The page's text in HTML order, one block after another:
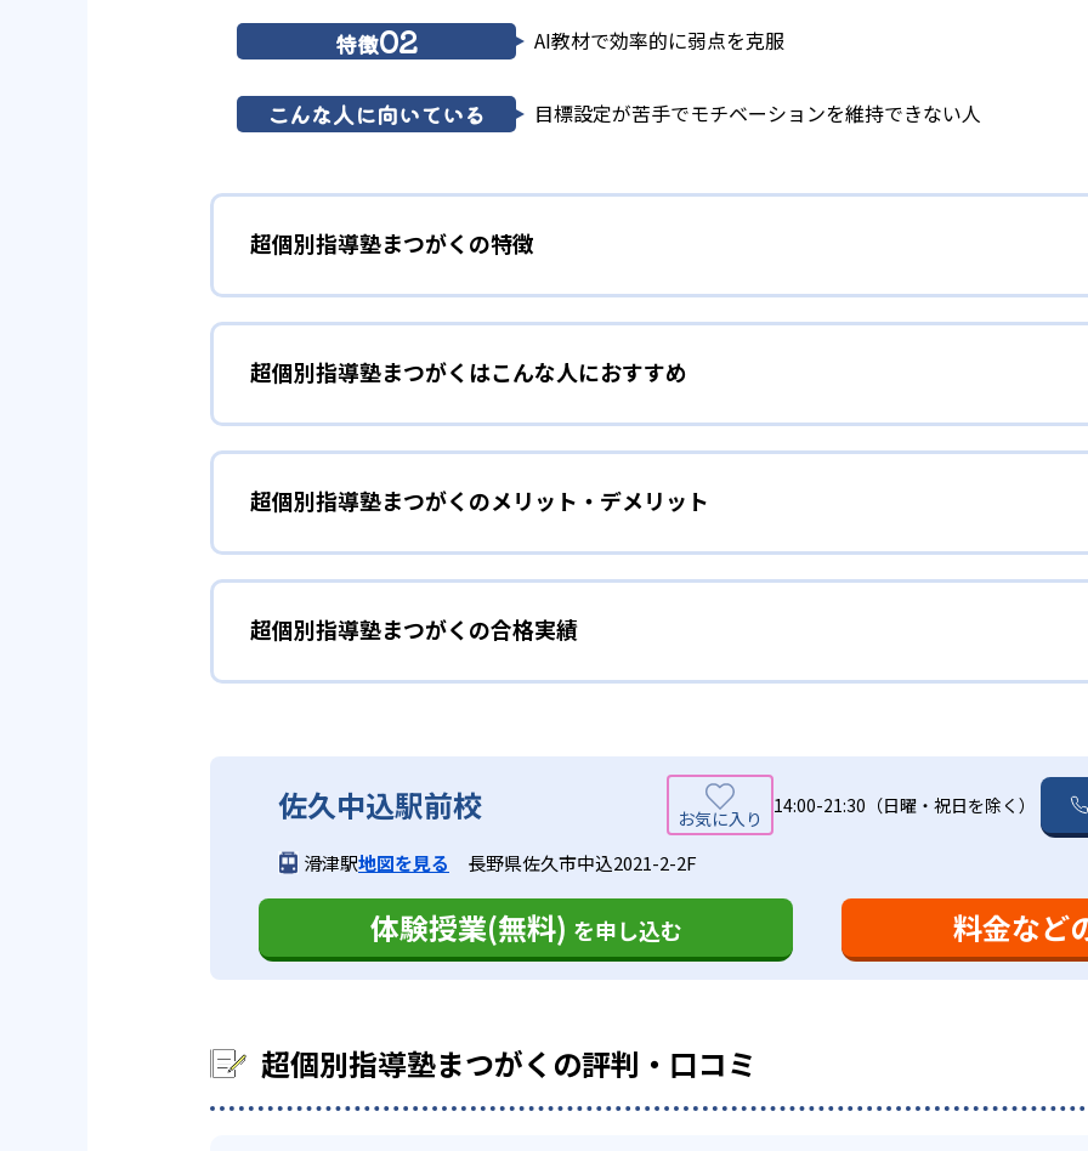
特徴02 AI教材で効率的に弱点を克服
こんな人に向いている 目標設定が苦手でモチベーションを維持できない人
超個別指導塾まつがくの特徴
01 将来の夢から逆算したロードマップ
超個別指導塾まつがくの講師は、学習のプランを立てる前に、子どもの好きなことや得意なこ
そこから10年、5年と逆算することで、進学について自ら考える機会を与えている。志望校が
どもの学力に合ったロードマップを作成。自分で決めた目標へのロードマップに沿って学習す
ロードマップに沿って講師が進捗管理を行い、子どもと共有
02 月謝定額制で無制限に受講可能
超個別指導塾まつがくでは月謝が定額となっているため、学習の進捗状況によって、追加料金
る。季節講習会も追加受講料は不要となっており、目標に向かって努力する子どもを応援する
が可能。つまり、入塾時期が早ければ早いほど得になる。
03 AI教材「atama+」でカリキュラムを最適化
超個別指導塾まつがくはこんな人におすすめ
超個別指導塾まつがくの小学生コースは、中学受験対策も可能だ。家では学習がはか
た、志望校別に対策したテストを毎月実施しているため進捗状況もわかりやすく、合格を目指
きる。
学習意欲が芽生えれば、高校へ入学してからも非常に有利になるからだ。AI教材と丁寧な個別
を何度も味わうことができるため、着実に自信をつけることができる。
高校生 受験に向けて最短距離で成績を上げたい生徒向け
超個別指導塾まつがくの高校生コースでは、大学受験をする目的を深掘りすることで生徒の本
別最適化指導が可能となるため、基礎の習得からスタートする場合でも、早い段階で予習先行
超個別指導塾まつがくのメリット・デメリット
超個別指導塾まつがくのメリットは、月謝が定額制になっているため、費用を気にせ
当制となっているため、わからないことを相談しやすい点もうれしい。必要な時に必要なだけ
また、AI教材で進捗状況を可視化することができるのもメリットだ。今やるべきことが明確に
も期待できる。
目標達成までのロードマップを着実に進んでいることで安心し、目の前の課題により意欲的に
どんなデメリットがある？
い。
また、月謝が定額制となっていることは多くの子どもにとってメリットだが、限られた回数し
超個別指導塾まつがくの合格実績
超個別指導塾まつがくは、サイトでは合格実績は公開していない。志望校への実績があるかど
せてほしい。
佐久中込駅前校 14:00-21:30（日曜・祝日を除く）
滑津駅地図を見る 長野県佐久市中込2021-2-2F
体験授業(無料) を申し込む 料金など
超個別指導塾まつがくの評判・口コミ